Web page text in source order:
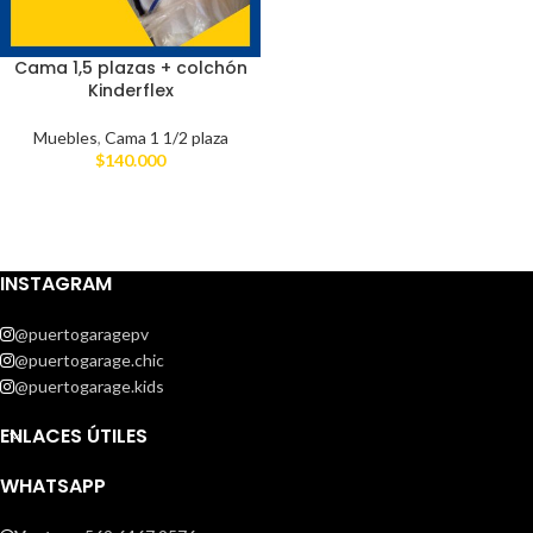
Cama 1,5 plazas + colchón
Kinderflex
Muebles, Cama 1 1/2 plaza
$140.000
INSTAGRAM
@puertogaragepv
@puertogarage.chic
@puertogarage.kids
ENLACES ÚTILES
WHATSAPP